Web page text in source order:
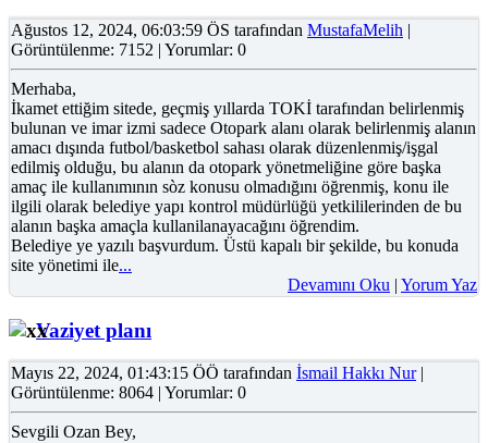
Ağustos 12, 2024, 06:03:59 ÖS tarafından MustafaMelih |
Görüntülenme: 7152 | Yorumlar: 0
Merhaba,
İkamet ettiğim sitede, geçmiş yıllarda TOKİ tarafından belirlenmiş
bulunan ve imar izmi sadece Otopark alanı olarak belirlenmiş alanın
amacı dışında futbol/basketbol sahası olarak düzenlenmiş/işgal
edilmiş olduğu, bu alanın da otopark yönetmeliğine göre başka
amaç ile kullanımının sòz konusu olmadığını öğrenmiş, konu ile
ilgili olarak belediye yapı kontrol müdürlüğü yetkililerinden de bu
alanın başka amaçla kullanilanayacağını öğrendim.
Belediye ye yazılı başvurdum. Üstü kapalı bir şekilde, bu konuda
site yönetimi ile...
Devamını Oku | Yorum Yaz
Vaziyet planı
Mayıs 22, 2024, 01:43:15 ÖÖ tarafından İsmail Hakkı Nur|
Görüntülenme: 8064 | Yorumlar: 0
Sevgili Ozan Bey,